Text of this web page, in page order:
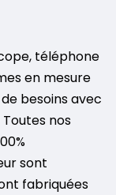
téléphone
en mesure
besoins avec
nos
sont
fabriquées